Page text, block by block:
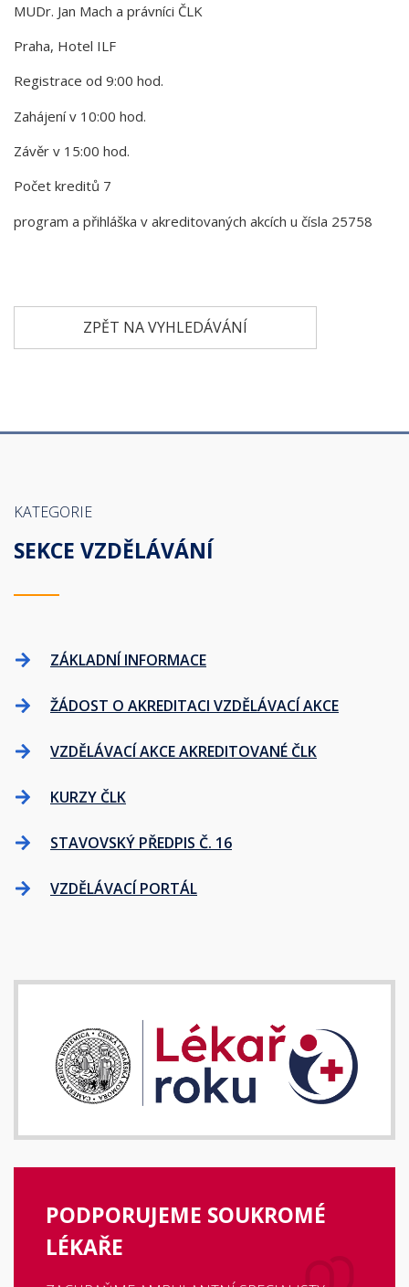
MUDr. Jan Mach a právníci ČLK
Praha, Hotel ILF
Registrace od 9:00 hod.
Zahájení v 10:00 hod.
Závěr v 15:00 hod.
Počet kreditů 7
program a přihláška v akreditovaných akcích u čísla 25758
ZPĚT NA VYHLEDÁVÁNÍ
KATEGORIE
SEKCE VZDĚLÁVÁNÍ
ZÁKLADNÍ INFORMACE
ŽÁDOST O AKREDITACI VZDĚLÁVACÍ AKCE
VZDĚLÁVACÍ AKCE AKREDITOVANÉ ČLK
KURZY ČLK
STAVOVSKÝ PŘEDPIS Č. 16
VZDĚLÁVACÍ PORTÁL
PODPORUJEME SOUKROMÉ
LÉKAŘE